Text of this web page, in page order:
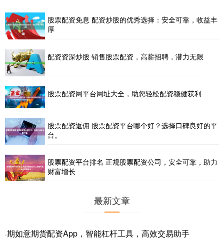
股票配资免息 配资炒股的优秀选择：安全可靠，收益丰
厚
配资资深炒股 销售股票配资，高薪招聘，潜力无限
股票配资网平台网址大全，助您轻松配资稳健获利
股票配资返佣 股票配资平台哪个好？选择口碑良好的平
台。
股票配资平台排名 正规股票配资公司，安全可靠，助力
财富增长
最新文章
·期如意期货配资App，智能杠杆工具，高效交易助手